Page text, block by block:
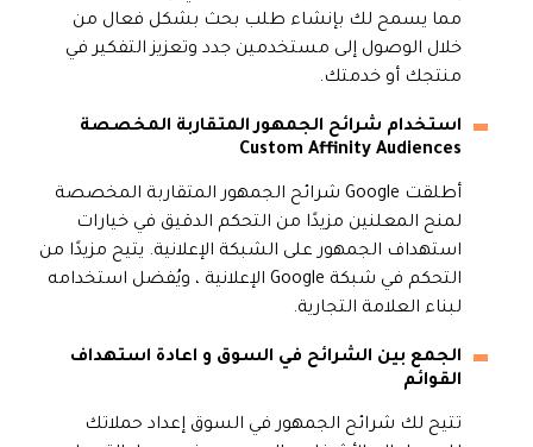
مما يسمح لك بإنشاء طلب بحث بشكل فعال من
خلال الوصول إلى مستخدمين جدد وتعزيز التفكير في
منتجك أو خدمتك.
استخدام شرائح الجمهور المتقاربة المخصصة
Custom Affinity Audiences
أطلقت Google شرائح الجمهور المتقاربة المخصصة
لمنح المعلنين مزيدًا من التحكم الدقيق في خيارات
استهداف الجمهور على الشبكة الإعلانية. يتيح مزيدًا من
التحكم في شبكة Google الإعلانية ، ويُفضل استخدامه
لبناء العلامة التجارية.
الجمع بين الشرائح في السوق و اعادة استهداف
القوائم
تتيح لك شرائح الجمهور في السوق إعداد حملاتك